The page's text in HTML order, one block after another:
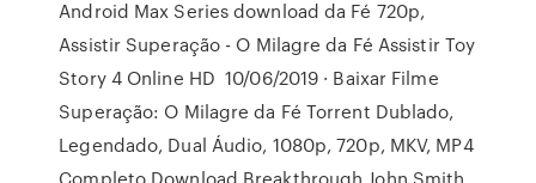
Android Max Series download da Fé 720p,
Assistir Superação - O Milagre da Fé Assistir Toy
Story 4 Online HD 10/06/2019 · Baixar Filme
Superação: O Milagre da Fé Torrent Dublado,
Legendado, Dual Áudio, 1080p, 720p, MKV, MP4
Completo Download Breakthrough John Smith,